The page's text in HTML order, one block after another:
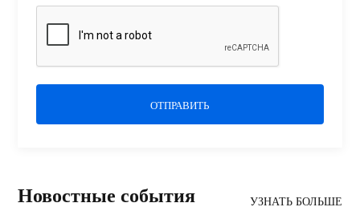
ОТПРАВИТЬ
Новостные события УЗНАТЬ БОЛЬШЕ